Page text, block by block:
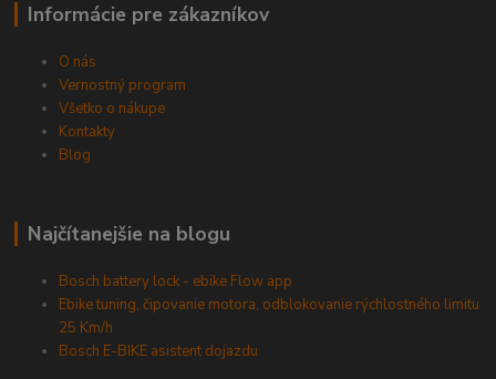
Informácie pre zákazníkov
O nás
Vernostný program
Všetko o nákupe
Kontakty
Blog
Najčítanejšie na blogu
Bosch battery lock - ebike Flow app
Ebike tuning, čipovanie motora, odblokovanie rýchlostného limitu
25 Km/h
Bosch E-BIKE asistent dojazdu